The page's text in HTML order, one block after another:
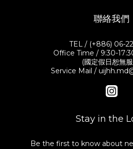
聯絡我們
TEL / (+886) 06-
Office Time / 9:30-
(國定假日恕無
Service Mail /
Stay in the
Be the first to know about